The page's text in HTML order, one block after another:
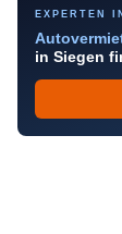
EXPERTEN
in Siegen